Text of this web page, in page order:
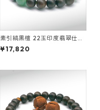
素引縞黒檀 22玉印度翡翠仕立
釈迦凡天
¥17,820